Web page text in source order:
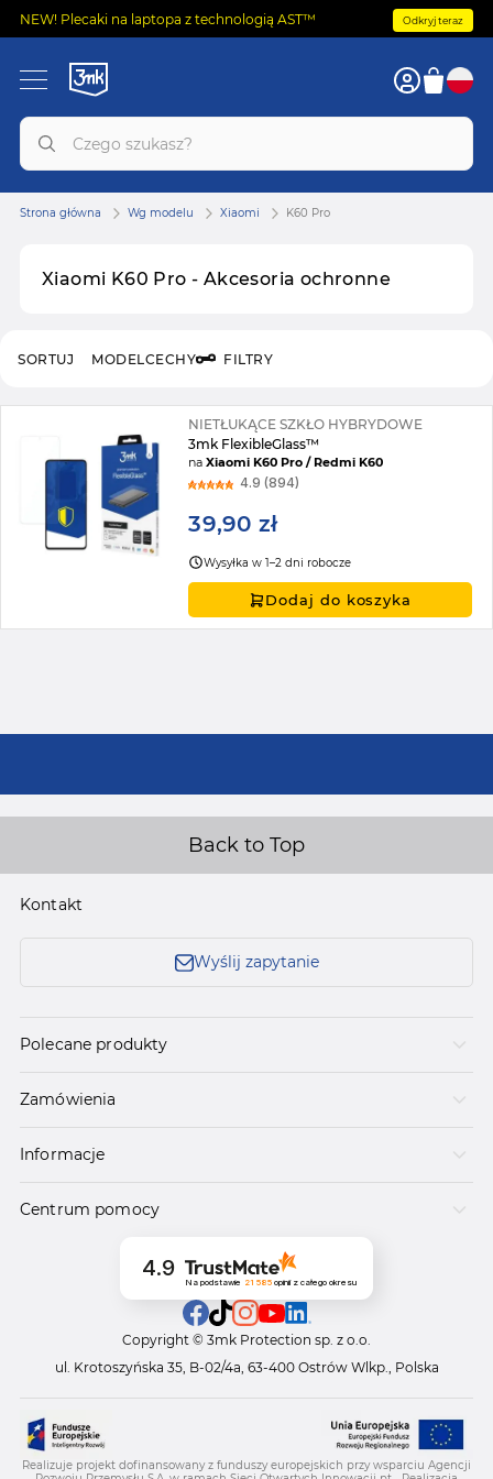
NEW! Plecaki na laptopa z technologią AST™ Odkryj teraz
Xiaomi K60 Pro - Akcesoria ochronne
Strona główna Wg modelu Xiaomi K60 Pro
MODELCECHY FILTRY
SORTUJ
NIETŁUKĄCE SZKŁO HYBRYDOWE
3mk FlexibleGlass™
naXiaomi K60 Pro / Redmi K60
4.9 (894)
39,90 zł
Wysyłka w 1–2 dni robocze
Dodaj do koszyka
Back to Top
Kontakt
Wyślij zapytanie
Polecane produkty
Zamówienia
Informacje
Centrum pomocy
4.9
Na podstawie 21 585opinii z całego okresu
Copyright © 3mk Protection sp. z o.o.
ul. Krotoszyńska 35, B-02/4a, 63-400 Ostrów Wlkp., Polska
Realizuje projekt dofinansowany z funduszy europejskich przy wsparciu Agencji